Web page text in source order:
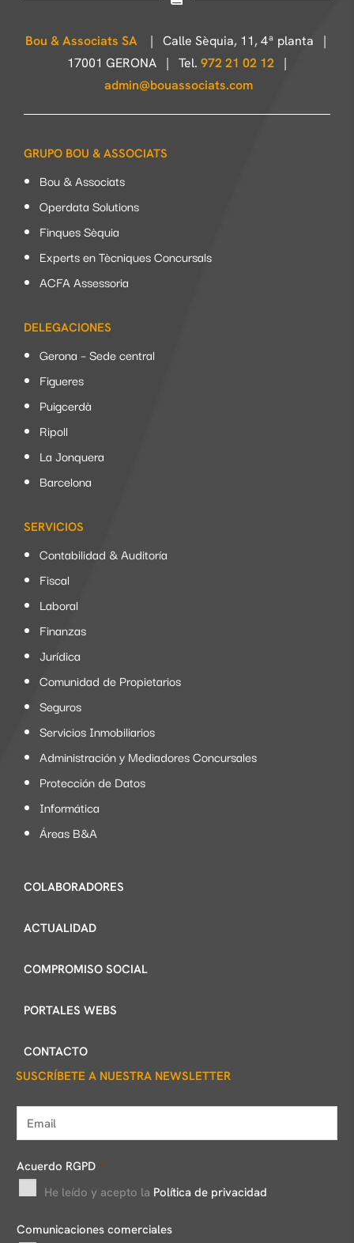
Bou & Associats SA
| Calle Sèquia, 11, 4ª planta |
17001 GERONA | Tel. 972 21 02 12 |
admin@bouassociats.com
GRUPO BOU & ASSOCIATS
Bou & Associats
Operdata Solutions
Finques Sèquia
Experts en Tècniques Concursals
ACFA Assessoria
DELEGACIONES
Gerona – Sede central
Figueres
Puigcerdà
Ripoll
La Jonquera
Barcelona
SERVICIOS
Contabilidad & Auditoría
Fiscal
Laboral
Finanzas
Jurídica
Comunidad de Propietarios
Seguros
Servicios Inmobiliarios
Administración y Mediadores Concursales
Protección de Datos
Informática
Áreas B&A
COLABORADORES
ACTUALIDAD
COMPROMISO SOCIAL
PORTALES WEBS
CONTACTO
SUSCRÍBETE A NUESTRA NEWSLETTER
m
a
*
Acuerdo RGPD *
He leído y acepto la Política de privacidad
Comunicaciones comerciales